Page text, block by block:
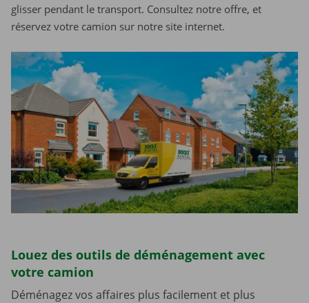
glisser pendant le transport. Consultez notre offre, et
réservez votre camion sur notre site internet.
Louez des outils de déménagement avec
votre camion
Déménagez vos affaires plus facilement et plus